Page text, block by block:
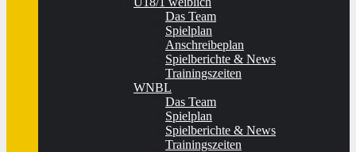
Das Team
Spielplan
Anschreibeplan
Spielberichte & News
Trainingszeiten
WNBL
Das Team
Spielplan
Spielberichte & News
Trainingszeiten